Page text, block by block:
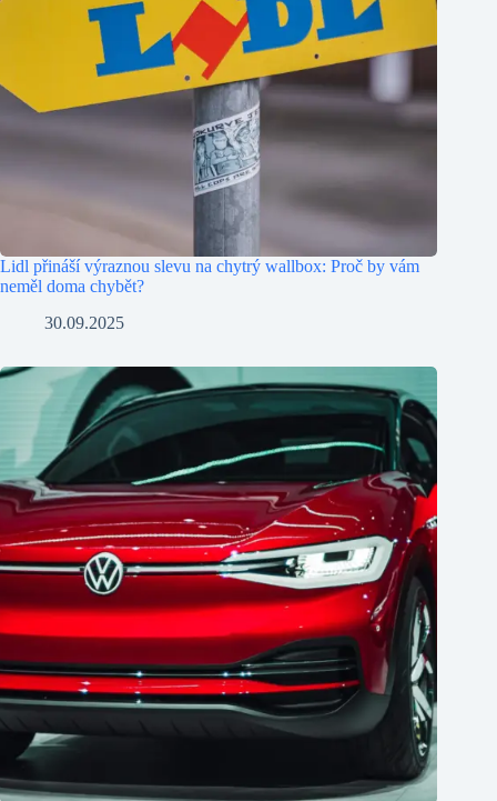
Lidl přináší výraznou slevu na chytrý wallbox: Proč by vám
neměl doma chybět?
30.09.2025